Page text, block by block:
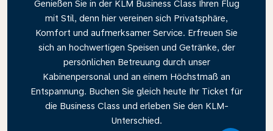
Genießen Sie in der KLM Business Class Ihren Flug
mit Stil, denn hier vereinen sich Privatsphäre,
Komfort und aufmerksamer Service. Erfreuen Sie
sich an hochwertigen Speisen und Getränke, der
persönlichen Betreuung durch unser
Kabinenpersonal und an einem Höchstmaß an
Entspannung. Buchen Sie gleich heute Ihr Ticket für
die Business Class und erleben Sie den KLM-
Unterschied.